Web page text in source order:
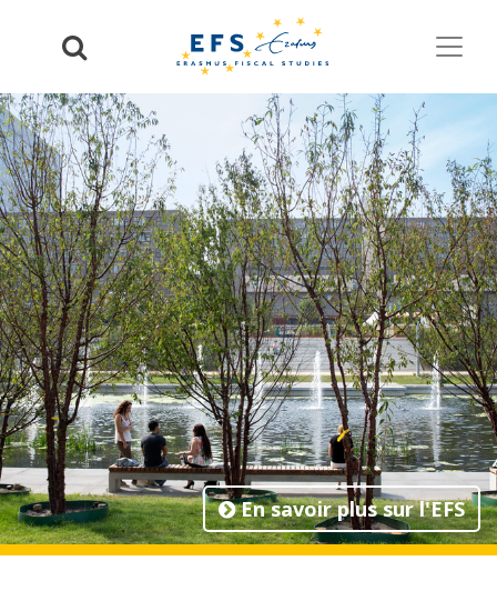
En savoir plus sur l'EFS